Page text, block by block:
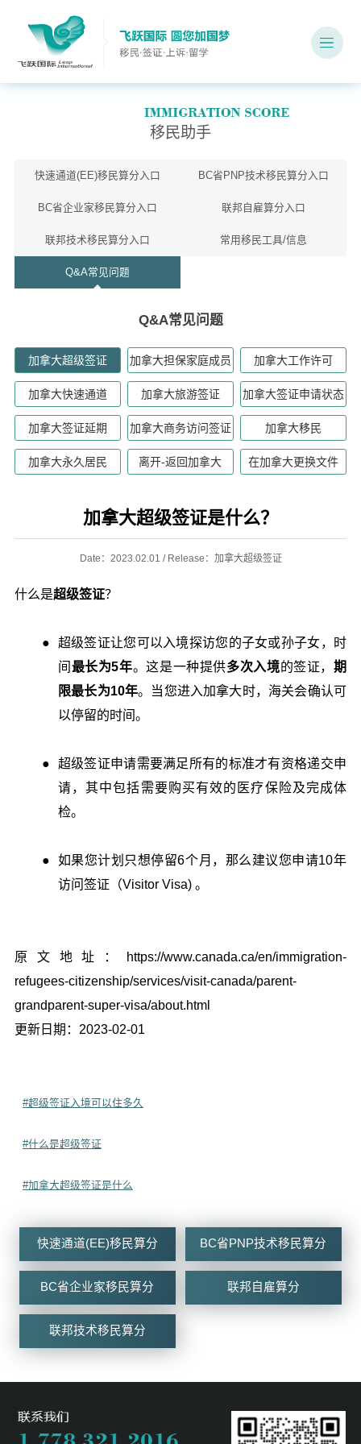
移民助手
快速通道(EE)移民算分入口 BC省PNP技术移民算分入口
BC省企业家移民算分入口 联邦自雇算分入口
联邦技术移民算分入口 常用移民工具/信息
Q&A常见问题
Q&A常见问题
加拿大超级签证 加拿大担保家庭成员 加拿大工作许可
加拿大快速通道 加拿大旅游签证 加拿大签证申请状态
加拿大签证延期 加拿大商务访问签证 加拿大移民
加拿大永久居民 离开-返回加拿大 在加拿大更换文件
加拿大超级签证是什么？
Date：2023.02.01 / Release：加拿大超级签证
什么是超级签证？
超级签证让您可以入境探访您的子女或孙子女，时
间 最长为5年。这是一种提供多次入境的签证，期
限最长为10年。当您进入加拿大时，海关会确认可
以停留的时间。
超级签证申请需要满足所有的标准才有资格递交申
请，其中包括需要购买有效的医疗保险及完成体
检。
如果您计划只想停留6个月，那么建议您申请10年
访问签证（Visitor Visa) 。
原文地址：https://www.canada.ca/en/immigration-
refugees-citizenship/services/visit-canada/parent-
grandparent-super-visa/about.html
更新日期：2023-02-01
#超级签证入境可以住多久
#什么是超级签证
#加拿大超级签证是什么
快速通道(EE)移民算分 BC省PNP技术移民算分
BC省企业家移民算分 联邦自雇算分
联邦技术移民算分